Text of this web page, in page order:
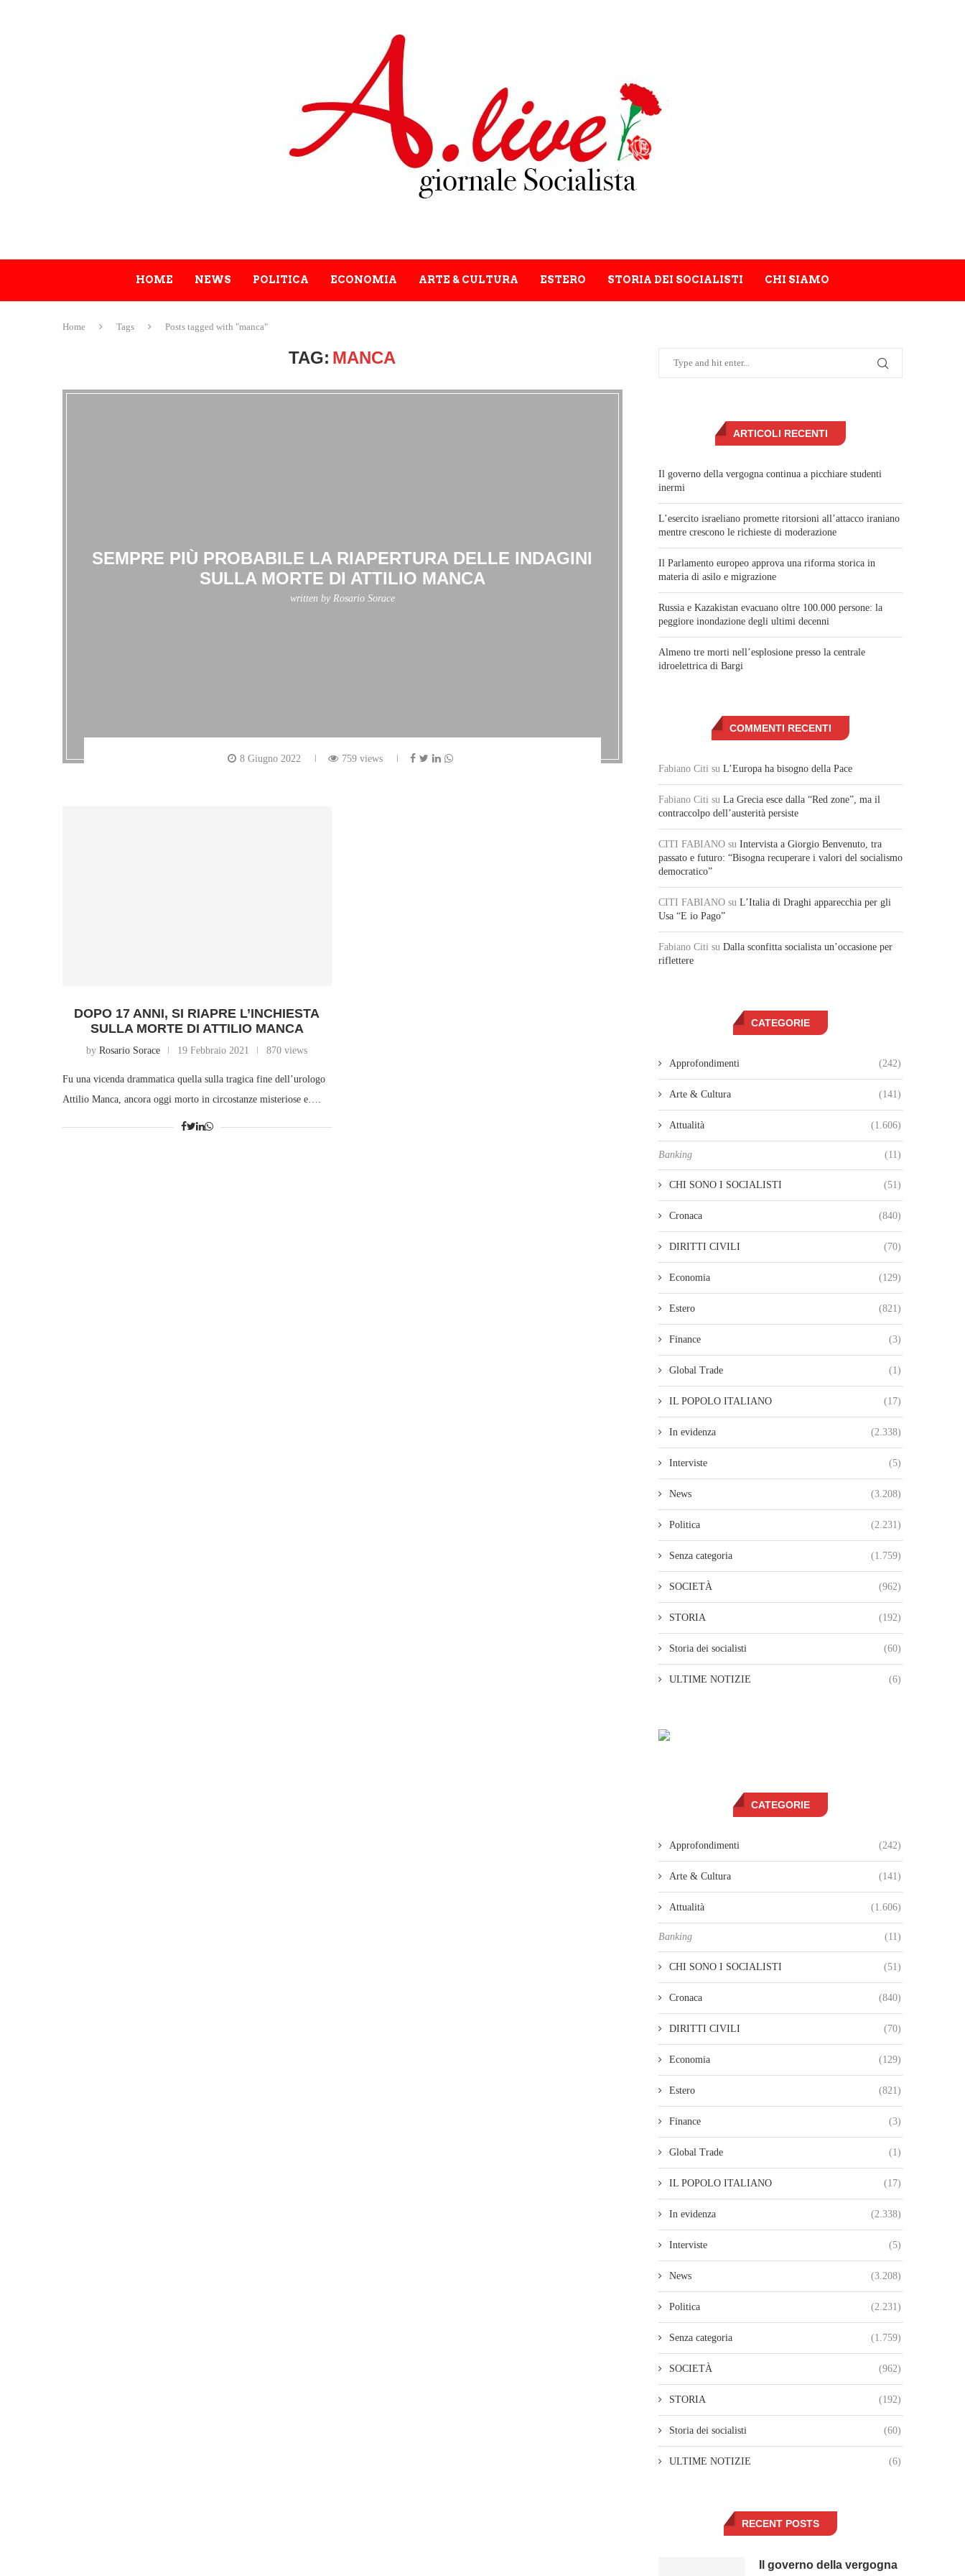
HOME NEWS POLITICA ECONOMIA ARTE & CULTURA ESTERO STORIA DEI SOCIALISTI CHI SIAMO
Home Tags Posts tagged with "manca"
TAG: MANCA
SEMPRE PIÙ PROBABILE LA RIAPERTURA DELLE INDAGINI
SULLA MORTE DI ATTILIO MANCA
written by Rosario Sorace
8 Giugno 2022 759 views
DOPO 17 ANNI, SI RIAPRE L’INCHIESTA
SULLA MORTE DI ATTILIO MANCA
byRosario Sorace 19 Febbraio 2021 870 views
Fu una vicenda drammatica quella sulla tragica fine dell’urologo
Attilio Manca, ancora oggi morto in circostanze misteriose e….
ARTICOLI RECENTI
Il governo della vergogna continua a picchiare studenti
inermi
L’esercito israeliano promette ritorsioni all’attacco iraniano
mentre crescono le richieste di moderazione
Il Parlamento europeo approva una riforma storica in
materia di asilo e migrazione
Russia e Kazakistan evacuano oltre 100.000 persone: la
peggiore inondazione degli ultimi decenni
Almeno tre morti nell’esplosione presso la centrale
idroelettrica di Bargi
COMMENTI RECENTI
Fabiano Citi su L’Europa ha bisogno della Pace
Fabiano Citi su La Grecia esce dalla “Red zone”, ma il
contraccolpo dell’austerità persiste
CITI FABIANO su Intervista a Giorgio Benvenuto, tra
passato e futuro: “Bisogna recuperare i valori del socialismo
democratico”
CITI FABIANO su L’Italia di Draghi apparecchia per gli
Usa “E io Pago”
Fabiano Citi su Dalla sconfitta socialista un’occasione per
riflettere
CATEGORIE
Approfondimenti (242)
Arte & Cultura (141)
Attualità (1.606)
Banking (11)
CHI SONO I SOCIALISTI (51)
Cronaca (840)
DIRITTI CIVILI (70)
Economia (129)
Estero (821)
Finance (3)
Global Trade (1)
IL POPOLO ITALIANO (17)
In evidenza (2.338)
Interviste (5)
News (3.208)
Politica (2.231)
Senza categoria (1.759)
SOCIETÀ (962)
STORIA (192)
Storia dei socialisti (60)
ULTIME NOTIZIE (6)
CATEGORIE
Approfondimenti (242)
Arte & Cultura (141)
Attualità (1.606)
Banking (11)
CHI SONO I SOCIALISTI (51)
Cronaca (840)
DIRITTI CIVILI (70)
Economia (129)
Estero (821)
Finance (3)
Global Trade (1)
IL POPOLO ITALIANO (17)
In evidenza (2.338)
Interviste (5)
News (3.208)
Politica (2.231)
Senza categoria (1.759)
SOCIETÀ (962)
STORIA (192)
Storia dei socialisti (60)
ULTIME NOTIZIE (6)
RECENT POSTS
Il governo della vergogna